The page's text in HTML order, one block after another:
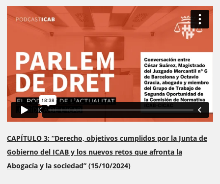
CAPÍTULO 3: “Derecho, objetivos cumplidos por la Junta de
Gobierno del ICAB y los nuevos retos que afronta la
Abogacía y la sociedad” (15/10/2024)